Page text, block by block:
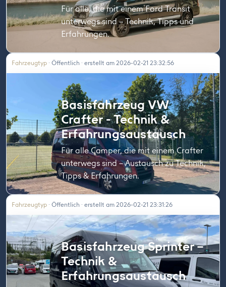
Für alle, die mit einem Ford Transit
unterwegs sind – Technik, Tipps und
Erfahrungen.
Fahrzeugtyp · Öffentlich · erstellt am 2026-02-21 23:32:56
Basisfahrzeug VW
Crafter - Technik &
Erfahrungsaustausch
Für alle Camper, die mit einem Crafter
unterwegs sind – Austausch zu Technik,
Tipps & Erfahrungen.
Fahrzeugtyp · Öffentlich · erstellt am 2026-02-21 23:31:26
Basisfahrzeug Sprinter –
Technik &
Erfahrungsaustausch